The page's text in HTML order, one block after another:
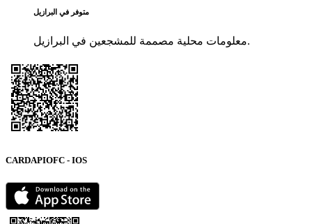
متوفر في البرازيل
معلومات محلية مصممة للمشجعين في البرازيل.
CARDAPIOFC - IOS